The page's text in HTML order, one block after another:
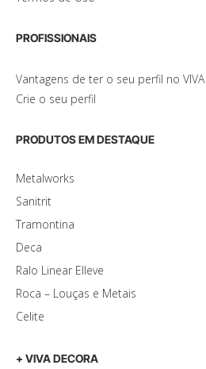
PROFISSIONAIS
Vantagens de ter o seu perfil no
Crie o seu perfil
PRODUTOS EM DESTAQUE
Metalworks
Sanitrit
Tramontina
Deca
Ralo Linear Elleve
Roca – Louças e Metais
Celite
+ VIVA DECORA